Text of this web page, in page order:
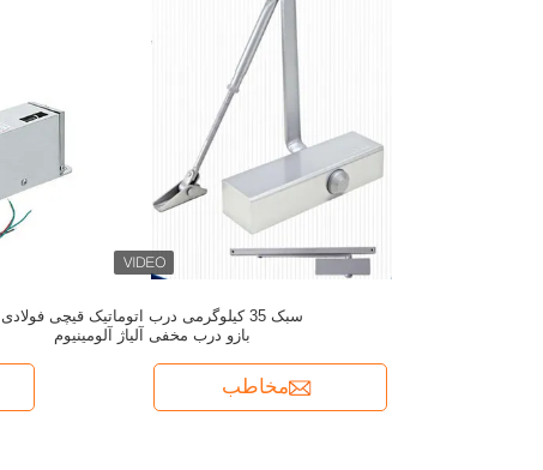
سبک 35 کیلوگرمی درب اتوماتیک قیچی فولادی
بازو درب مخفی آلیاژ آلومینیوم
مخاطب